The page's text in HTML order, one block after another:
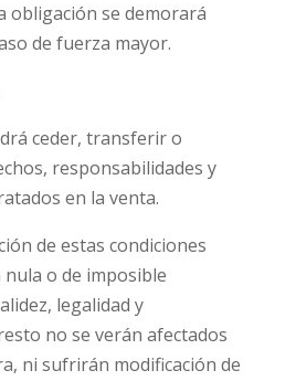
obligación se demorará
de fuerza mayor.
ceder, transferir o
responsabilidades y
en la venta.
de estas condiciones
o de imposible
legalidad y
no se verán afectados
ni sufrirán modificación de